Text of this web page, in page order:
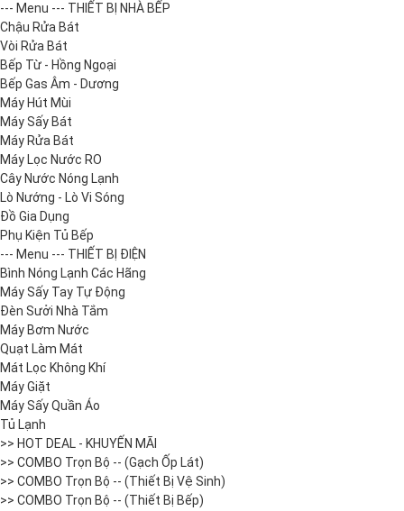
--- Menu --- THIẾT BỊ NHÀ BẾP
Chậu Rửa Bát
Vòi Rửa Bát
Bếp Từ - Hồng Ngoại
Bếp Gas Âm - Dương
Máy Hút Mùi
Máy Sấy Bát
Máy Rửa Bát
Máy Lọc Nước RO
Cây Nước Nóng Lạnh
Lò Nướng - Lò Vi Sóng
Đồ Gia Dụng
Phụ Kiện Tủ Bếp
--- Menu --- THIẾT BỊ ĐIỆN
Bình Nóng Lạnh Các Hãng
Máy Sấy Tay Tự Động
Đèn Sưởi Nhà Tắm
Máy Bơm Nước
Quạt Làm Mát
Mát Lọc Không Khí
Máy Giặt
Máy Sấy Quần Áo
Tủ Lạnh
>> HOT DEAL - KHUYẾN MÃI
>> COMBO Trọn Bộ -- (Gạch Ốp Lát)
>> COMBO Trọn Bộ -- (Thiết Bị Vệ Sinh)
>> COMBO Trọn Bộ -- (Thiết Bị Bếp)